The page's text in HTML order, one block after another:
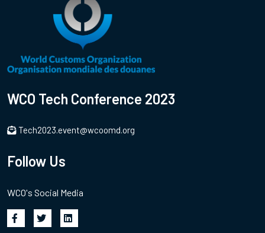
WCO Tech Conference 2023
Tech2023.event@wcoomd.org
Follow Us
WCO's Social Media